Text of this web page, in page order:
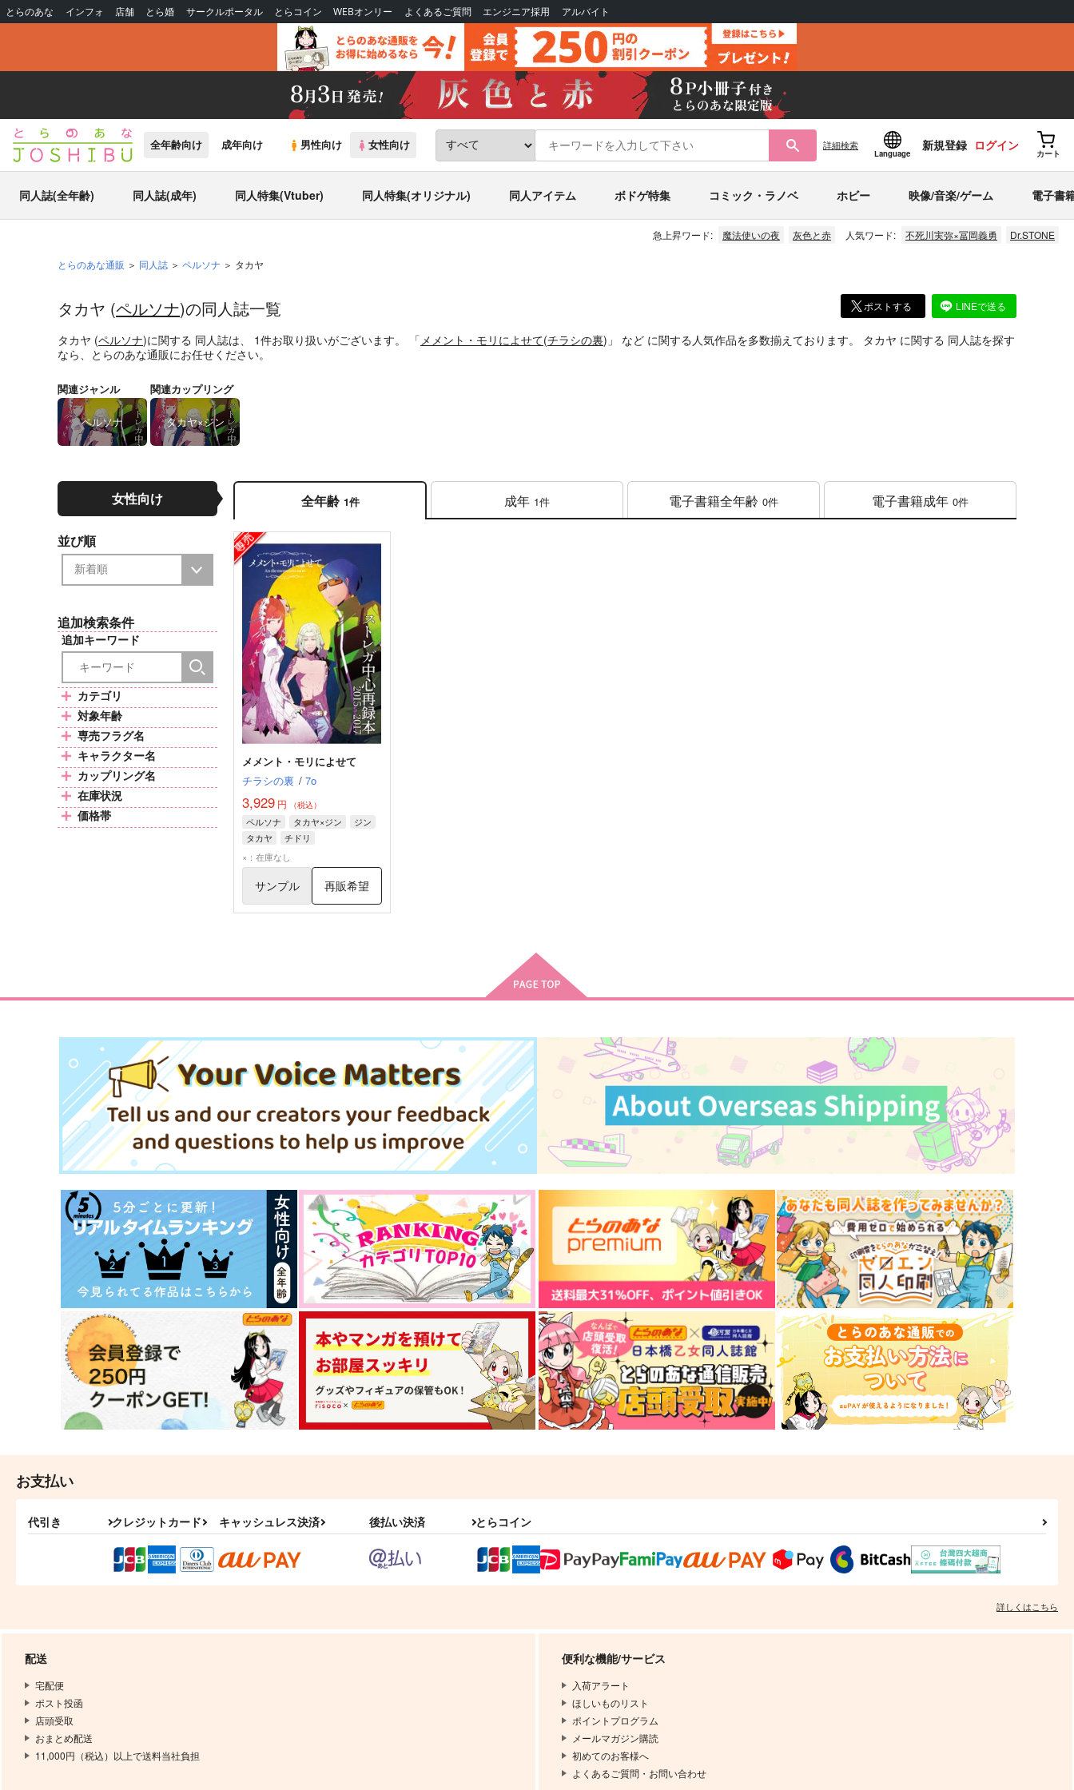
とらのあな インフォ 店舗 とら婚 サークルポータル とらコイン WEBオンリー よくあるご質問 エンジニア採用 アルバイト
全年齢向け 成年向け 男性向け 女性向け 詳細検索
Language
新規登録 ログイン
カート
同人誌(全年齢) 同人誌(成年) 同人特集(Vtuber) 同人特集(オリジナル) 同人アイテム ボドゲ特集 コミック・ラノベ ホビー 映像/音楽/ゲーム 電子書
急上昇ワード: 魔法使いの夜 灰色と赤 人気ワード: 不死川実弥×冨岡義勇 Dr.STONE
とらのあな通販 同人誌 ペルソナ タカヤ
ポストする LINEで送る
タカヤ (ペルソナ)の同人誌一覧
タカヤ (ペルソナ)に関する 同人誌は、 1件お取り扱いがございます。 「メメント・モリによせて(チラシの裏)」 など に関する人気作品を多数揃えております。 タカヤ に関する 同人誌を探す
なら、とらのあな通販にお任せください。
関連ジャンル
ペルソナ
関連カップリング
タカヤ×ジン
女性向け
並び順
追加検索条件
追加キーワード
カテゴリ
対象年齢
専売フラグ名
キャラクター名
カップリング名
在庫状況
価格帯
全年齢 1件 成年 1件 電子書籍全年齢 0件 電子書籍成年 0件
メメント・モリによせて
チラシの裏 / 7o
3,929 円 （税込）
ペルソナ タカヤ×ジン
ジン
タカヤ
チドリ
×：在庫なし
サンプル 再販希望
お支払い
代引き クレジットカード キャッシュレス決済 後払い決済 とらコイン
詳しくはこちら
配送
宅配便
ポスト投函
店頭受取
おまとめ配送
11,000円（税込）以上で送料当社負担
便利な機能/サービス
入荷アラート
ほしいものリスト
ポイントプログラム
メールマガジン購読
初めてのお客様へ
よくあるご質問・お問い合わせ